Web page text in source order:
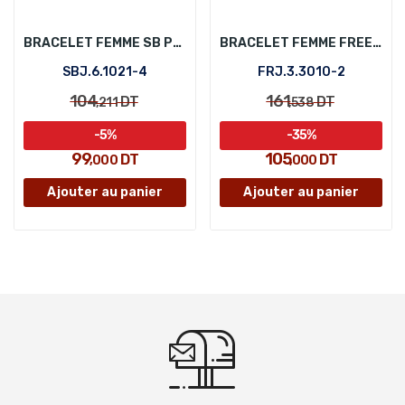
BRACELET FEMME SB POLO SBJ.6.1021-4
SBJ.6.1021-4
104,211DT
99,000DT
-5%
Ajouter au panier
BRACELET FEMME FREELOOK FRJ.3.3010-2
FRJ.3.3010-2
161,538DT
105,000 DT
-35%
Ajouter au panier